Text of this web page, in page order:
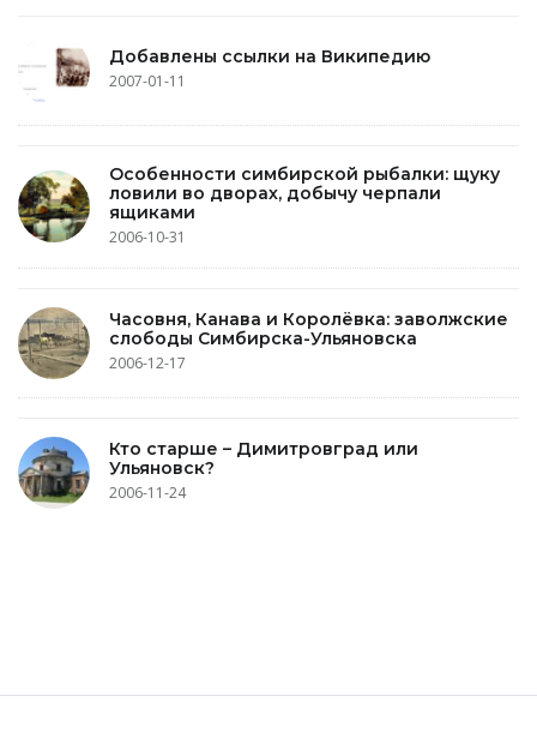
Добавлены ссылки на Википедию
2007-01-11
Особенности симбирской рыбалки: щуку
ловили во дворах, добычу черпали
ящиками
2006-10-31
Часовня, Канава и Королёвка: заволжские
слободы Симбирска-Ульяновска
2006-12-17
Кто старше – Димитровград или
Ульяновск?
2006-11-24